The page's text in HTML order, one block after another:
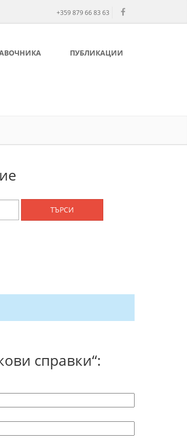
+359 879 66 83 63
ПУБЛИКАЦИИ
ТЪРСИ
справки“: